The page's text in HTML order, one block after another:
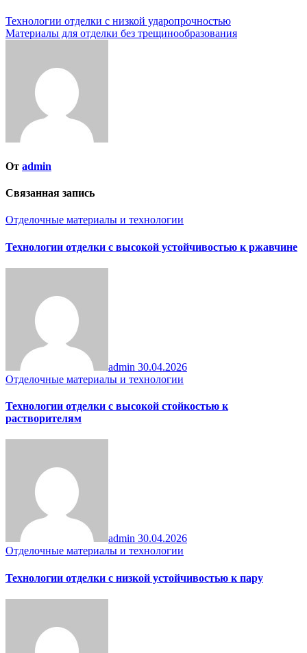
Навигация
по
Технологии отделки с низкой ударопрочностью
Материалы для отделки без трещинообразования
От admin
Связанная запись
Отделочные материалы и технологии
Технологии отделки с высокой устойчивостью к ржавчине
admin 30.04.2026
Отделочные материалы и технологии
Технологии отделки с высокой стойкостью к
растворителям
admin 30.04.2026
Отделочные материалы и технологии
Технологии отделки с низкой устойчивостью к пару